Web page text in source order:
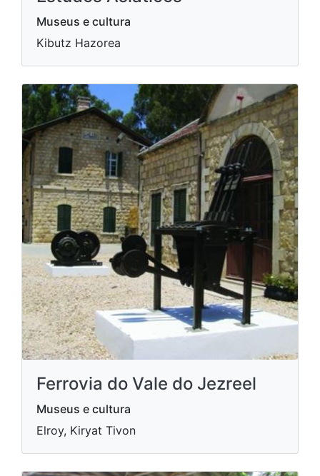
Museus e cultura
Kibutz Hazorea
Ferrovia do Vale do Jezreel
Museus e cultura
Elroy, Kiryat Tivon